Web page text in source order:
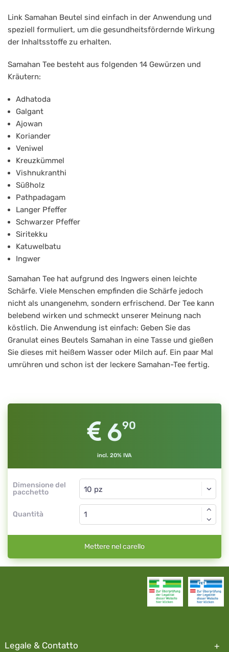
Link Samahan Beutel sind einfach in der Anwendung und
speziell formuliert, um die gesundheitsfördernde Wirkung
der Inhaltsstoffe zu erhalten.
Samahan Tee besteht aus folgenden 14 Gewürzen und
Kräutern:
Adhatoda
Galgant
Ajowan
Koriander
Veniwel
Kreuzkümmel
Vishnukranthi
Süßholz
Pathpadagam
Langer Pfeffer
Schwarzer Pfeffer
Siritekku
Katuwelbatu
Ingwer
Samahan Tee hat aufgrund des Ingwers einen leichte
Schärfe. Viele Menschen empfinden die Schärfe jedoch
nicht als unangenehm, sondern erfrischend. Der Tee kann
belebend wirken und schmeckt unserer Meinung nach
köstlich. Die Anwendung ist einfach: Geben Sie das
Granulat eines Beutels Samahan in eine Tasse und gießen
Sie dieses mit heißem Wasser oder Milch auf. Ein paar Mal
umrühren und schon ist der leckere Samahan-Tee fertig.
690
incl. 20% IVA
Dimensione del
pacchetto
Quantità
Mettere nel carello
Legale & Contatto